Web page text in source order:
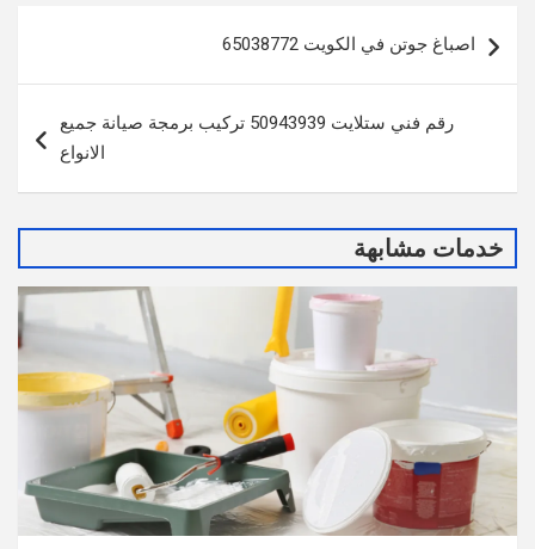
المقالات
اصباغ جوتن في الكويت 65038772
رقم فني ستلايت 50943939 تركيب برمجة صيانة جميع
الانواع
خدمات مشابهة